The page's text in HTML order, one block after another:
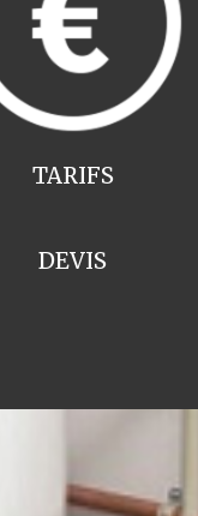
TARIFS
DEVIS